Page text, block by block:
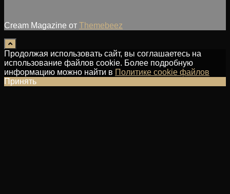
Cream Magazine от Themebeez
Продолжая использовать сайт, вы соглашаетесь на
использование файлов cookie. Более подробную
информацию можно найти в Политике cookie файлов
Принять